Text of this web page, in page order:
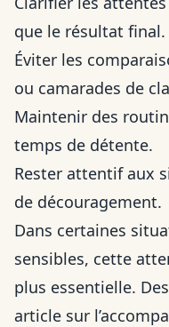
que le résultat final.
Éviter les
ou camarades de
Maintenir des
temps de détente.
Rester attentif aux
de découragement.
Dans certaines
sensibles, cette
plus essentielle.
article sur